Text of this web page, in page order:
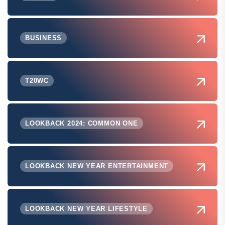
BUSINESS
T20WC
LOOKBACK 2024: COMMON ONE
LOOKBACK NEW YEAR ENTERTAINMENT
LOOKBACK NEW YEAR LIFESTYLE